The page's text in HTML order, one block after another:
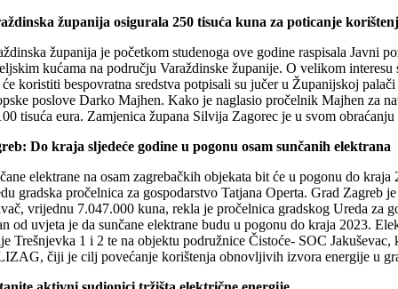
županija osigurala 250 tisuća kuna za poticanje
županija je početkom studenoga ove godine raspisala Javni
kućama na području Varaždinske županije. O velikom
koristiti bespovratna sredstva potpisali su jučer u Županijskoj
poslove Darko Majhen. Kako je naglasio pročelnik Majhen za
tisuća eura. Zamjenica župana Silvija Zagorec je u svom
Do kraja sljedeće godine u pogonu osam sunčanih elektrana
elektrane na osam zagrebačkih objekata bit će u pogonu do
gradska pročelnica za gospodarstvo Tatjana Operta. Grad Zagreb
vrijednu 7.047.000 kuna, rekla je pročelnica gradskog Ureda za
od uvjeta je da sunčane elektrane budu u pogonu do kraja 2023.
Trešnjevka 1 i 2 te na objektu podružnice Čistoće- SOC
čiji je cilj povećanje korištenja obnovljivih izvora energije u